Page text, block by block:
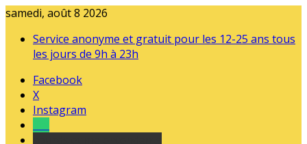
samedi, août 8 2026
Service anonyme et gratuit pour les 12-25 ans tous
les jours de 9h à 23h
Facebook
X
Instagram